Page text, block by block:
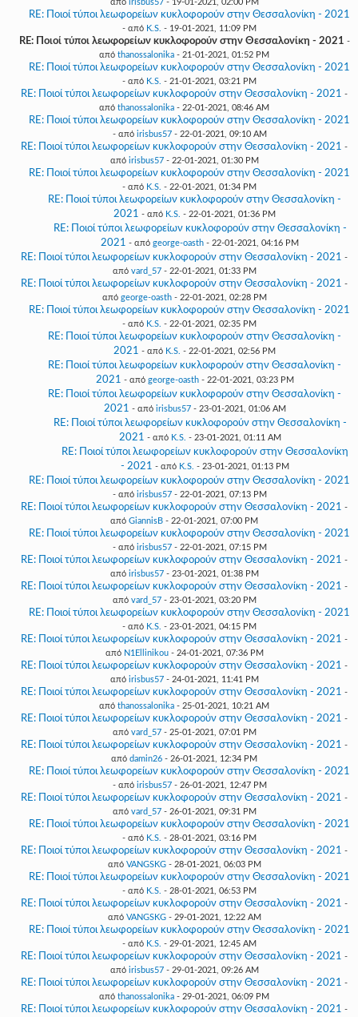
από irisbus57- 19-01-2021, 02:00 PM
RE: Ποιοί τύποι λεωφορείων κυκλοφορούν στην Θεσσαλονίκη - 2021
- από K.S. - 19-01-2021, 11:09 PM
RE: Ποιοί τύποι λεωφορείων κυκλοφορούν στην Θεσσαλονίκη - 2021 -
από thanossalonika - 21-01-2021, 01:52 PM
RE: Ποιοί τύποι λεωφορείων κυκλοφορούν στην Θεσσαλονίκη - 2021
- από K.S. - 21-01-2021, 03:21 PM
RE: Ποιοί τύποι λεωφορείων κυκλοφορούν στην Θεσσαλονίκη - 2021 -
από thanossalonika - 22-01-2021, 08:46 AM
RE: Ποιοί τύποι λεωφορείων κυκλοφορούν στην Θεσσαλονίκη - 2021
- από irisbus57- 22-01-2021, 09:10 AM
RE: Ποιοί τύποι λεωφορείων κυκλοφορούν στην Θεσσαλονίκη - 2021 -
από irisbus57- 22-01-2021, 01:30 PM
RE: Ποιοί τύποι λεωφορείων κυκλοφορούν στην Θεσσαλονίκη - 2021
- από K.S. - 22-01-2021, 01:34 PM
RE: Ποιοί τύποι λεωφορείων κυκλοφορούν στην Θεσσαλονίκη -
2021 - από K.S. - 22-01-2021, 01:36 PM
RE: Ποιοί τύποι λεωφορείων κυκλοφορούν στην Θεσσαλονίκη -
2021 - από george-oasth - 22-01-2021, 04:16 PM
RE: Ποιοί τύποι λεωφορείων κυκλοφορούν στην Θεσσαλονίκη - 2021 -
από vard_57- 22-01-2021, 01:33 PM
RE: Ποιοί τύποι λεωφορείων κυκλοφορούν στην Θεσσαλονίκη - 2021 -
από george-oasth- 22-01-2021, 02:28 PM
RE: Ποιοί τύποι λεωφορείων κυκλοφορούν στην Θεσσαλονίκη - 2021
- από K.S. - 22-01-2021, 02:35 PM
RE: Ποιοί τύποι λεωφορείων κυκλοφορούν στην Θεσσαλονίκη -
2021 - από K.S. - 22-01-2021, 02:56 PM
RE: Ποιοί τύποι λεωφορείων κυκλοφορούν στην Θεσσαλονίκη -
2021 - από george-oasth- 22-01-2021, 03:23 PM
RE: Ποιοί τύποι λεωφορείων κυκλοφορούν στην Θεσσαλονίκη -
2021 - από irisbus57- 23-01-2021, 01:06 AM
RE: Ποιοί τύποι λεωφορείων κυκλοφορούν στην Θεσσαλονίκη -
2021 - από K.S. - 23-01-2021, 01:11 AM
RE: Ποιοί τύποι λεωφορείων κυκλοφορούν στην Θεσσαλονίκη
- 2021 - από K.S. - 23-01-2021, 01:13 PM
RE: Ποιοί τύποι λεωφορείων κυκλοφορούν στην Θεσσαλονίκη - 2021
- από irisbus57- 22-01-2021, 07:13 PM
RE: Ποιοί τύποι λεωφορείων κυκλοφορούν στην Θεσσαλονίκη - 2021 -
από GiannisB - 22-01-2021, 07:00 PM
RE: Ποιοί τύποι λεωφορείων κυκλοφορούν στην Θεσσαλονίκη - 2021
- από irisbus57- 22-01-2021, 07:15 PM
RE: Ποιοί τύποι λεωφορείων κυκλοφορούν στην Θεσσαλονίκη - 2021 -
από irisbus57- 23-01-2021, 01:38 PM
RE: Ποιοί τύποι λεωφορείων κυκλοφορούν στην Θεσσαλονίκη - 2021 -
από vard_57- 23-01-2021, 03:20 PM
RE: Ποιοί τύποι λεωφορείων κυκλοφορούν στην Θεσσαλονίκη - 2021
- από K.S. - 23-01-2021, 04:15 PM
RE: Ποιοί τύποι λεωφορείων κυκλοφορούν στην Θεσσαλονίκη - 2021 -
από N1Ellinikou- 24-01-2021, 07:36 PM
RE: Ποιοί τύποι λεωφορείων κυκλοφορούν στην Θεσσαλονίκη - 2021 -
από irisbus57- 24-01-2021, 11:41 PM
RE: Ποιοί τύποι λεωφορείων κυκλοφορούν στην Θεσσαλονίκη - 2021 -
από thanossalonika - 25-01-2021, 10:21 AM
RE: Ποιοί τύποι λεωφορείων κυκλοφορούν στην Θεσσαλονίκη - 2021 -
από vard_57- 25-01-2021, 07:01 PM
RE: Ποιοί τύποι λεωφορείων κυκλοφορούν στην Θεσσαλονίκη - 2021 -
από damin26 - 26-01-2021, 12:34 PM
RE: Ποιοί τύποι λεωφορείων κυκλοφορούν στην Θεσσαλονίκη - 2021
- από irisbus57- 26-01-2021, 12:47 PM
RE: Ποιοί τύποι λεωφορείων κυκλοφορούν στην Θεσσαλονίκη - 2021 -
από vard_57- 26-01-2021, 09:31 PM
RE: Ποιοί τύποι λεωφορείων κυκλοφορούν στην Θεσσαλονίκη - 2021
- από K.S. - 28-01-2021, 03:16 PM
RE: Ποιοί τύποι λεωφορείων κυκλοφορούν στην Θεσσαλονίκη - 2021 -
από VANGSKG- 28-01-2021, 06:03 PM
RE: Ποιοί τύποι λεωφορείων κυκλοφορούν στην Θεσσαλονίκη - 2021
- από K.S. - 28-01-2021, 06:53 PM
RE: Ποιοί τύποι λεωφορείων κυκλοφορούν στην Θεσσαλονίκη - 2021 -
από VANGSKG- 29-01-2021, 12:22 AM
RE: Ποιοί τύποι λεωφορείων κυκλοφορούν στην Θεσσαλονίκη - 2021
- από K.S. - 29-01-2021, 12:45 AM
RE: Ποιοί τύποι λεωφορείων κυκλοφορούν στην Θεσσαλονίκη - 2021 -
από irisbus57- 29-01-2021, 09:26 AM
RE: Ποιοί τύποι λεωφορείων κυκλοφορούν στην Θεσσαλονίκη - 2021 -
από thanossalonika - 29-01-2021, 06:09 PM
RE: Ποιοί τύποι λεωφορείων κυκλοφορούν στην Θεσσαλονίκη - 2021 -